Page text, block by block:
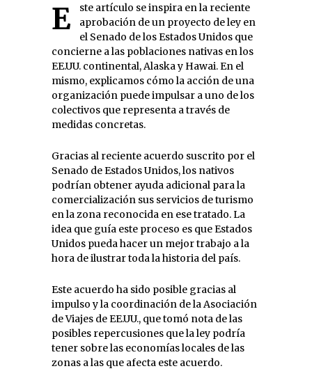
Este artículo se inspira en la reciente
aprobación de un proyecto de ley en
el Senado de los Estados Unidos que
concierne a las poblaciones nativas en los
EE.UU. continental, Alaska y Hawai. En el
mismo, explicamos cómo la acción de una
organización puede impulsar a uno de los
colectivos que representa a través de
medidas concretas.
Gracias al reciente acuerdo suscrito por el
Senado de Estados Unidos, los nativos
podrían obtener ayuda adicional para la
comercialización sus servicios de turismo
en la zona reconocida en ese tratado. La
idea que guía este proceso es que Estados
Unidos pueda hacer un mejor trabajo a la
hora de ilustrar toda la historia del país.
Este acuerdo ha sido posible gracias al
impulso y la coordinación de la Asociación
de Viajes de EE.UU., que tomó nota de las
posibles repercusiones que la ley podría
tener sobre las economías locales de las
zonas a las que afecta este acuerdo.